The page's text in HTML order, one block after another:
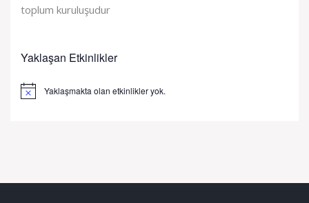
toplum kuruluşudur
Yaklaşan Etkinlikler
Notice Yaklaşmakta olan etkinlikler yok.